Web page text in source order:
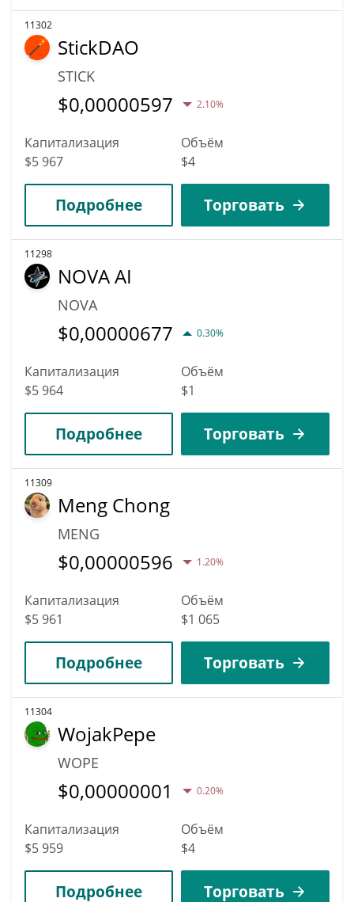
11302
StickDAO
STICK
$0,00000597 2.10%
Капитализация
$5 967
Объём
$4
Подробнее Торговать
11298
NOVA AI
NOVA
$0,00000677 0.30%
Капитализация
$5 964
Объём
$1
Подробнее Торговать
11309
Meng Chong
MENG
$0,00000596 1.20%
Капитализация
$5 961
Объём
$1 065
Подробнее Торговать
11304
WojakPepe
WOPE
$0,00000001 0.20%
Капитализация
$5 959
Объём
$4
Подробнее Торговать